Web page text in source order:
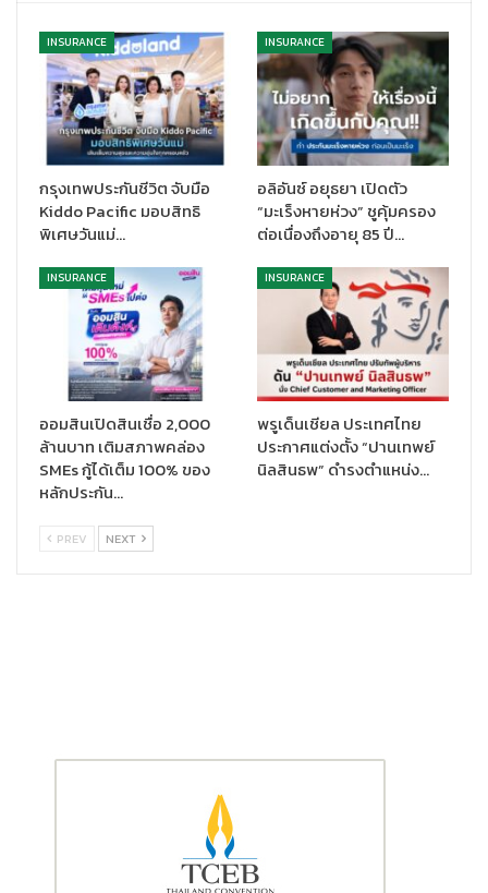
ปัจจัยที่ทำให้ธนชาตประกันภัยได้รับรางวัลและผลประกอบการที่ดีขึ้น
ในทุกปี มาจากการที่บริษัทที่เป้าหมายการดำเนินงานที่ชัดเจน ให้ความ
สำคัญกับการบริหารจัดการความเสี่ยงรอบด้านอย่างมีประสิทธิภาพ
มีความมั่นคงทางการเงิน โดยปัจจุบันมีระดับความเพียงพอของเงิน
กองทุน 553% สะท้อนถึงสถานะทางการเงินของบริษัทฯ ที่มีความ
แข็งแกร่งอย่างมาก การเดินหน้าพัฒนางานด้านต่างๆ อย่างต่อเนื่อง
โดยใช้เทคโนโลยีใหม่ๆ ที่ทันสมัยมาสร้างสรรค์นวัตกรรมผลิตภัณฑ์
ประกันภัยเพื่อดูแลความเสี่ยงให้กับลูกค้าได้ครอบคลุมและตรงกับ
ความต้องการ มีความเหมาะสมกับรูปแบบการดำเนินชีวิต ส่วนด้าน
งานบริการเน้นเพิ่มประสิทธิภาพการให้บริการด้านต่างๆ ให้ดียิ่งขึ้นใน
ทุกจุดที่ลูกค้าใช้บริการ เพื่อให้ลูกค้าได้รับความสะดวก รวดเร็ว และ
ง่ายยิ่งขึ้น ตลอดจนมีประสบการณ์ที่ประทับใจอย่างต่อเนื่อง
นวัตกรรมผลิตภัณฑ์ประกันภัยต่อไปอย่างเต็มกำลังความสามารถ
เพื่อให้ลูกค้าได้รับประสบการณ์ด้านประกันภัยที่ดีที่สุด โดยปัจจุบัน
บริษัทฯ ได้รับความไว้วางใจจากลูกค้าให้คุ้มครองดูแลแล้วกว่า 1 ล้าน
ราย ได้รับความพึงพอใจจากลูกค้าที่มีต่อบริการของธนชาตประกันภัย
INSURANCE
กรุงเทพประกันชีวิต จับมือ
Kiddo Pacific มอบสิทธิ
พิเศษวันแม่…
INSURANCE
อลิอันซ์ อยุธยา เปิดตัว
“มะเร็งหายห่วง” ชูคุ้มครอง
ต่อเนื่องถึงอายุ 85 ปี…
INSURANCE
ออมสินเปิดสินเชื่อ 2,000
ล้านบาท เติมสภาพคล่อง
SMEs กู้ได้เต็ม 100% ของ
หลักประกัน…
INSURANCE
พรูเด็นเชียล ประเทศไทย
ประกาศแต่งตั้ง “ปานเทพย์
นิลสินธพ” ดำรงตำแหน่ง…
PREV NEXT